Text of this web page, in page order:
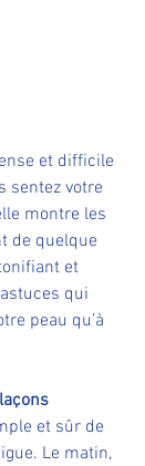
et difficile
sentez votre
montre les
de quelque
et
qui
peau qu’à
et sûr de
Le matin,